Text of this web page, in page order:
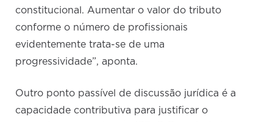
constitucional. Aumentar o valor do tributo
conforme o número de profissionais
evidentemente trata-se de uma
progressividade”, aponta.
Outro ponto passível de discussão jurídica é a
capacidade contributiva para justificar o